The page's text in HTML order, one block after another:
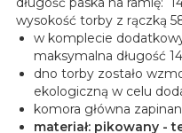
wysokość torby z rączką
w komplecie
maksymalna długość
dno torby zostało
ekologiczną w celu
komora główna
materiał: pikowany -